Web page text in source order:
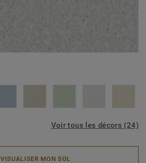
Voir tous les décors (24)
VISUALISER MON SOL